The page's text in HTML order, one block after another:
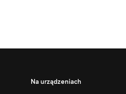
Na urządzeniach